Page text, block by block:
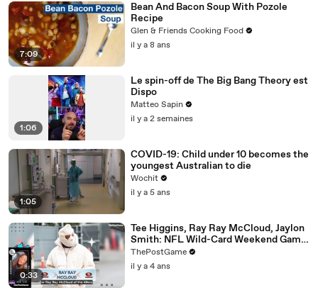
7:09
Bean And Bacon Soup With Pozole
Recipe
Glen & Friends Cooking Food
il y a 8 ans
1:06
Le spin-off de The Big Bang Theory est
Dispo
Matteo Sapin
il y a 2 semaines
1:05
COVID-19: Child under 10 becomes the
youngest Australian to die
Wochit
il y a 5 ans
0:33
Tee Higgins, Ray Ray McCloud, Jaylon
Smith: NFL Wild-Card Weekend Game
Day Fashion Winners
ThePostGame
il y a 4 ans